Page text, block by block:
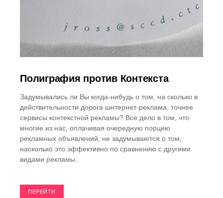
Полиграфия против Контекста
Задумывались ли Вы когда-нибудь о том, на сколько в
действительности дорога шнтернет-реклама, точнее
сервисы контекстной рекламы? Все дело в том, что
многие из нас, оплачивая очередную порцию
рекламных объявлений, не задумываются о том,
насколько это эффективно по сравнению с другими
видами рекламы.
ПЕРЕЙТИ